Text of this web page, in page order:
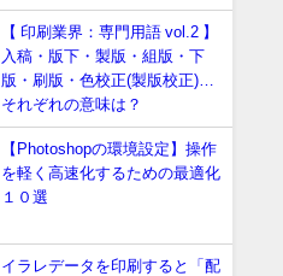
【 印刷業界：専門用語 vol.2 】
入稿・版下・製版・組版・下
版・刷版・色校正(製版校正)…
それぞれの意味は？
【Photoshopの環境設定】操作
を軽く高速化するための最適化
１０選
イラレデータを印刷すると「配